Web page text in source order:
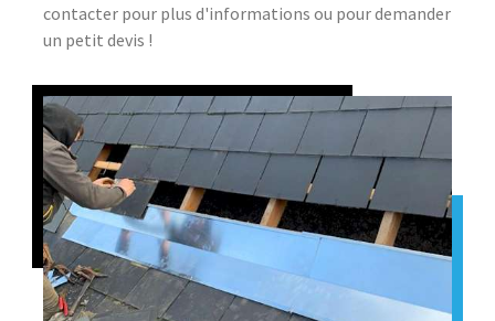
contacter pour plus d'informations ou pour demander
un petit devis !